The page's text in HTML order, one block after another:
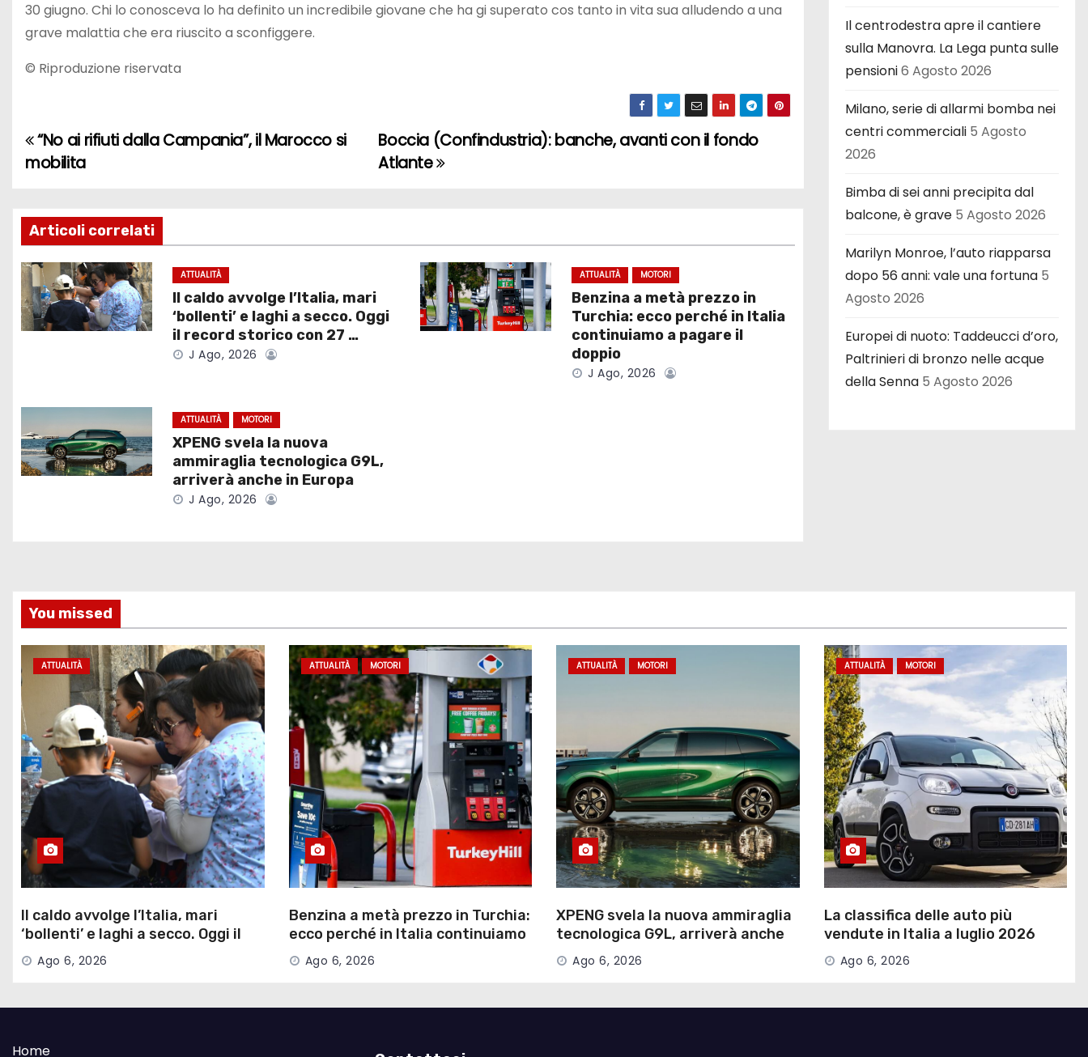
30 giugno. Chi lo conosceva lo ha definito un incredibile giovane che ha gi superato cos tanto in vita sua alludendo a una
grave malattia che era riuscito a sconfiggere.
© Riproduzione riservata
N
v
i
g
a
o
n
i
c
l
i
Boccia (Confindustria): banche, avanti con il fondo
Atlante
“No ai rifiuti dalla Campania”, il Marocco si
mobilita
Articoli correlati
ATTUALITÀ
Il caldo avvolge l’Italia, mari
‘bollenti’ e laghi a secco. Oggi
il record storico con 27 …
J Ago, 2026
ATTUALITÀ MOTORI
Benzina a metà prezzo in
Turchia: ecco perché in Italia
continuiamo a pagare il
doppio
J Ago, 2026
ATTUALITÀ MOTORI
XPENG svela la nuova
ammiraglia tecnologica G9L,
arriverà anche in Europa
J Ago, 2026
Il centrodestra apre il cantiere
sulla Manovra. La Lega punta sulle
pensioni6 Agosto 2026
Milano, serie di allarmi bomba nei
centri commerciali 5 Agosto
2026
Bimba di sei anni precipita dal
balcone, è grave 5 Agosto 2026
Marilyn Monroe, l’auto riapparsa
dopo 56 anni: vale una fortuna 5
Agosto 2026
Europei di nuoto: Taddeucci d’oro,
Paltrinieri di bronzo nelle acque
della Senna 5 Agosto 2026
You missed
ATTUALITÀ
Il caldo avvolge l’Italia, mari
‘bollenti’ e laghi a secco. Oggi il
record storico con 27 …
Ago 6, 2026
ATTUALITÀ MOTORI
Benzina a metà prezzo in Turchia:
ecco perché in Italia continuiamo
a pagare il doppio
Ago 6, 2026
ATTUALITÀ MOTORI
XPENG svela la nuova ammiraglia
tecnologica G9L, arriverà anche
in Europa
Ago 6, 2026
ATTUALITÀ MOTORI
La classifica delle auto più
vendute in Italia a luglio 2026
Ago 6, 2026
Home